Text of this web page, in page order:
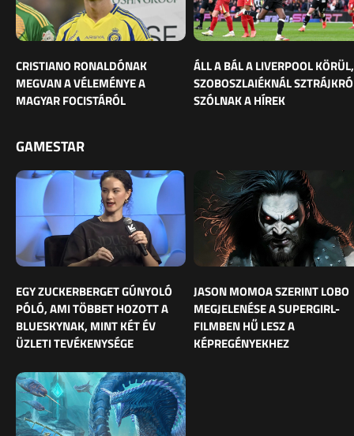
CRISTIANO RONALDÓNAK
MEGVAN A VÉLEMÉNYE A
MAGYAR FOCISTÁRÓL
ÁLL A BÁL A LIVERPOOL KÖRÜL,
SZOBOSZLAIÉKNÁL
SZÓLNAK A HÍREK
GAMESTAR
EGY ZUCKERBERGET GÚNYOLÓ
PÓLÓ, AMI TÖBBET HOZOTT A
BLUESKYNAK, MINT KÉT ÉV
ÜZLETI TEVÉKENYSÉGE
JASON MOMOA SZERINT LOBO
MEGJELENÉSE A SUPERGIRL-
FILMBEN HŰ LESZ A
KÉPREGÉNYEKHEZ